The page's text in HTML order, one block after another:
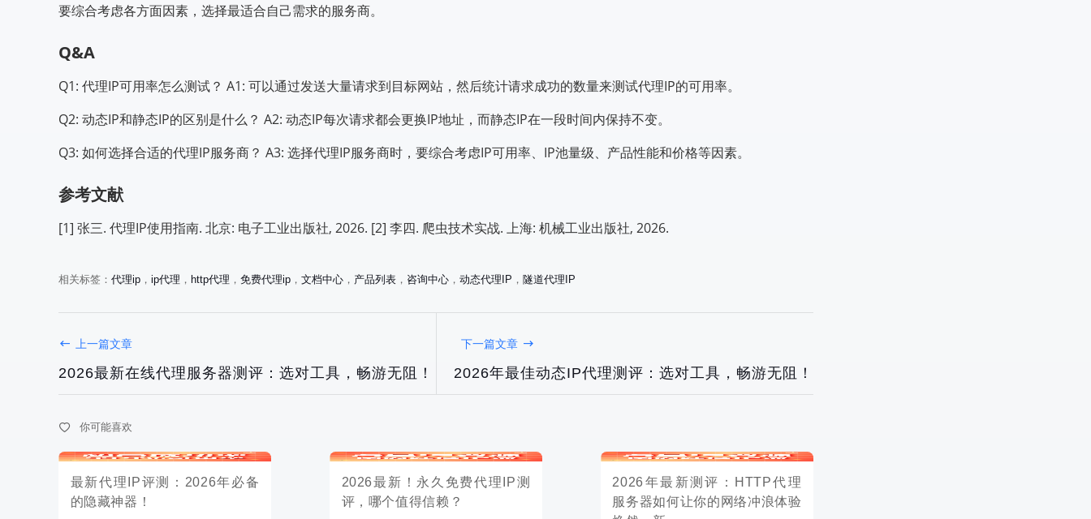
要综合考虑各方面因素，选择最适合自己需求的服务商。
Q&A
Q1: 代理IP可用率怎么测试？ A1: 可以通过发送大量请求到目标网站，然后统计请求成功的数量来测试代理IP的可用率。
Q2: 动态IP和静态IP的区别是什么？ A2: 动态IP每次请求都会更换IP地址，而静态IP在一段时间内保持不变。
Q3: 如何选择合适的代理IP服务商？ A3: 选择代理IP服务商时，要综合考虑IP可用率、IP池量级、产品性能和价格等因素。
参考文献
[1] 张三. 代理IP使用指南. 北京: 电子工业出版社, 2026. [2] 李四. 爬虫技术实战. 上海: 机械工业出版社, 2026.
相关标签： 代理ip ， ip代理 ， http代理 ， 免费代理ip ， 文档中心 ， 产品列表 ， 咨询中心 ， 动态代理IP ， 隧道代理IP
上一篇文章
2026最新在线代理服务器测评：选对工具，畅游无阻！
下一篇文章
2026年最佳动态IP代理测评：选对工具，畅游无阻！
你可能喜欢
的隐藏神器！